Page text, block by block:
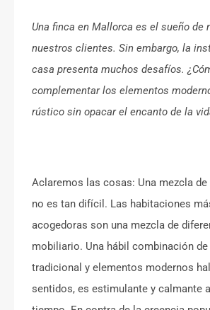
Una finca en Mallorca es el sueño de
nuestros clientes. Sin embargo, la
casa presenta muchos desafíos.
complementar los elementos
rústico sin opacar el encanto de la
Aclaremos las cosas: Una mezcla
no es tan difícil. Las habitaciones
acogedoras son una mezcla de
mobiliario. Una hábil combinación
tradicional y elementos modernos
sentidos, es estimulante y calmante